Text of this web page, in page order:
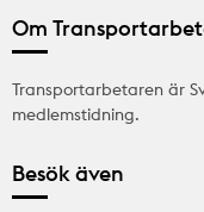
Om
Transportarbetaren är
medlemstidning.
Besök även